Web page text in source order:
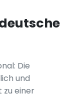
Die
und
zu einer